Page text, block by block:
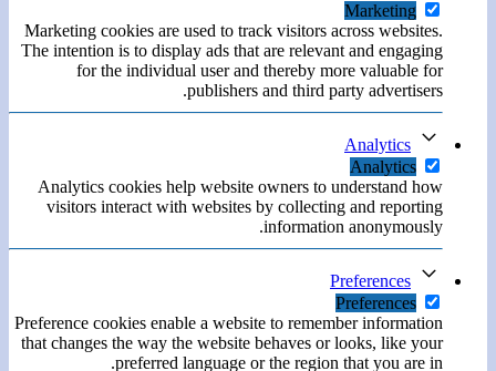
Marketing
Marketing cookies are used to track visitors across websites.
The intention is to display ads that are relevant and engaging
for the individual user and thereby more valuable for
publishers and third party advertisers.
Analytics
Analytics
Analytics cookies help website owners to understand how
visitors interact with websites by collecting and reporting
information anonymously.
Preferences
Preferences
Preference cookies enable a website to remember information
that changes the way the website behaves or looks, like your
preferred language or the region that you are in.